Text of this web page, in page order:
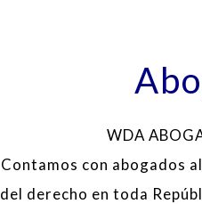
WDA
Contamos con abogados
del derecho en toda